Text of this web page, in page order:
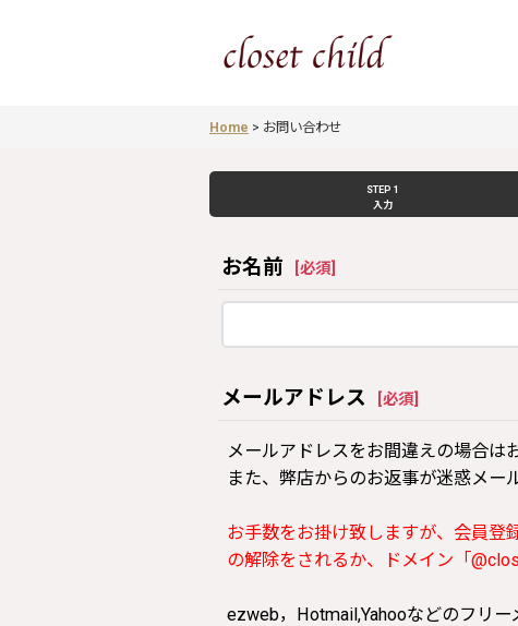
Home > お問い合わせ
STEP 1
入力
お名前 必須
メールアドレス 必須
メールアドレスをお間違えの場合は
また、弊店からのお返事が迷惑メー
お手数をお掛け致しますが、会員登
の解除をされるか、ドメイン「
ezweb，Hotmail,Yahooなどのフリ